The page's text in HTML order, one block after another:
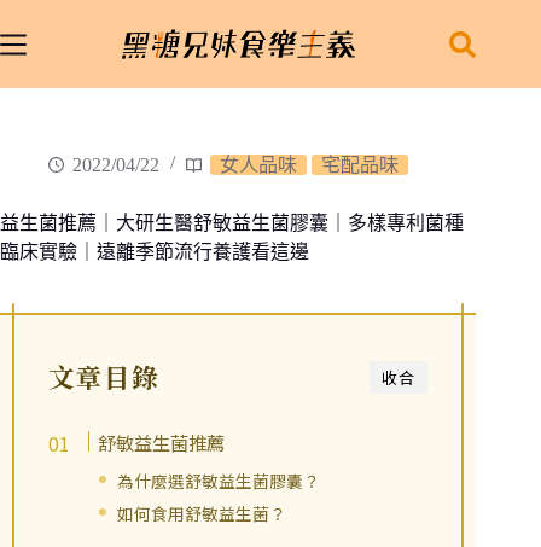
至
2022/04/22 女人品味 宅配品味
益生菌推薦｜大研生醫舒敏益生菌膠囊｜多樣專利菌種
臨床實驗｜遠離季節流行養護看這邊
收合
文章目錄
舒敏益生菌推薦
為什麼選舒敏益生菌膠囊？
如何食用舒敏益生菌？